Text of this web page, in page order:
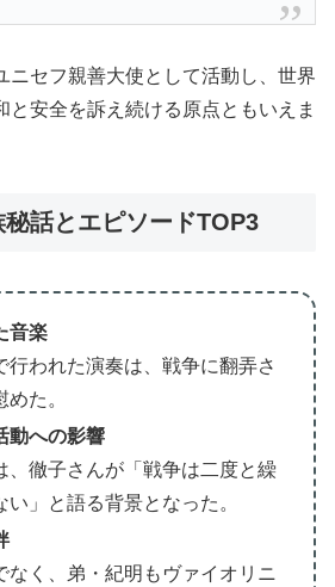
ニセフ親善大使として活動し、世界
と安全を訴え続ける原点ともいえま
話とエピソードTOP3
音楽
われた演奏は、戦争に翻弄さ
た。
動への影響
徹子さんが「戦争は二度と繰
い」と語る背景となった。
く、弟・紀明もヴァイオリニ